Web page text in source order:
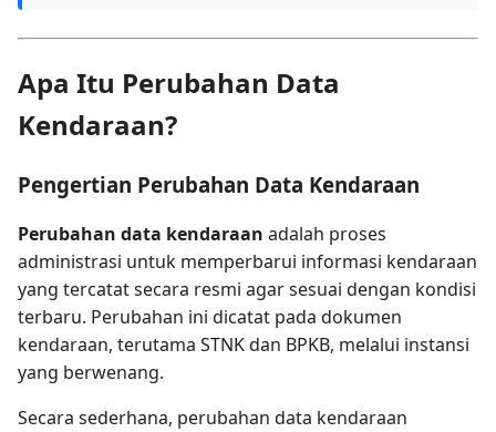
Apa Itu Perubahan Data
Kendaraan?
Pengertian Perubahan Data Kendaraan
Perubahan data kendaraan adalah proses
administrasi untuk memperbarui informasi kendaraan
yang tercatat secara resmi agar sesuai dengan kondisi
terbaru. Perubahan ini dicatat pada dokumen
kendaraan, terutama STNK dan BPKB, melalui instansi
yang berwenang.
Secara sederhana, perubahan data kendaraan